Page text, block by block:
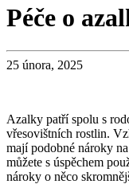
Péče o
25 února, 2025
Azalky patří spolu s
vřesovištních rostlin.
mají podobné nároky
můžete s úspěchem
nároky o něco